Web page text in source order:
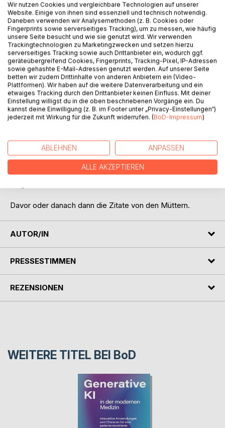
BESCHREIBUNG
Künstliche Intelligenz - verständlich, alltagstauglich,
praxisnah für die ganze Familie.
Was steckt wirklich hinter Künstlicher Intelligenz - und was
ist nur Hype? Wie funktioniert ChatGPT - und wo begegnet
es uns ganz praktisch im Alltag? Und wie können wir Kinder
dabei begleiten, KI sicher, sinnvoll und mit gesundem
Menschenverstand zu nutzen?
Dieses Buch bietet einen fundierten Überblick ohne
Fachchinesisch, räumt mit Mythen auf und erklärt, worauf
Beispielen, klaren Einordnungen und einem Ausblick auf
das, was kommt. Für Eltern, Erziehungsberechtigte,
Großeltern, Lehrkräfte - alle, die verstehen wollen, wie KI
unseren Alltag verändert und wie wir sinnvoll damit
Davor oder danach dann die Zitate von den Müttern.
AUTOR/IN
PRESSESTIMMEN
REZENSIONEN
WEITERE TITEL BEI BoD
Wir nutzen Cookies und vergleichbare Technologien auf unserer
Website. Einige von ihnen sind essenziell und technisch notwendig.
Daneben verwenden wir Analysemethoden (z. B. Cookies oder
Fingerprints sowie serverseitiges Tracking), um zu messen, wie häufig
unsere Seite besucht und wie sie genutzt wird. Wir verwenden
Trackingtechnologien zu Marketingzwecken und setzen hierzu
serverseitiges Tracking sowie auch Drittanbieter ein, wodurch ggf.
geräteübergreifend Cookies, Fingerprints, Tracking-Pixel, IP-Adressen
sowie gehashte E-Mail-Adressen genutzt werden. Auf unserer Seite
betten wir zudem Drittinhalte von anderen Anbietern ein (Video-
Plattformen). Wir haben auf die weitere Datenverarbeitung und ein
etwaiges Tracking durch den Drittanbieter keinen Einfluss. Mit deiner
Einstellung willigst du in die oben beschriebenen Vorgänge ein. Du
kannst deine Einwilligung (z. B. im Footer unter „Privacy-Einstellungen“)
jederzeit mit Wirkung für die Zukunft widerrufen. (BoD-Impressum)
ABLEHNEN ANPASSEN
ALLE AKZEPTIEREN